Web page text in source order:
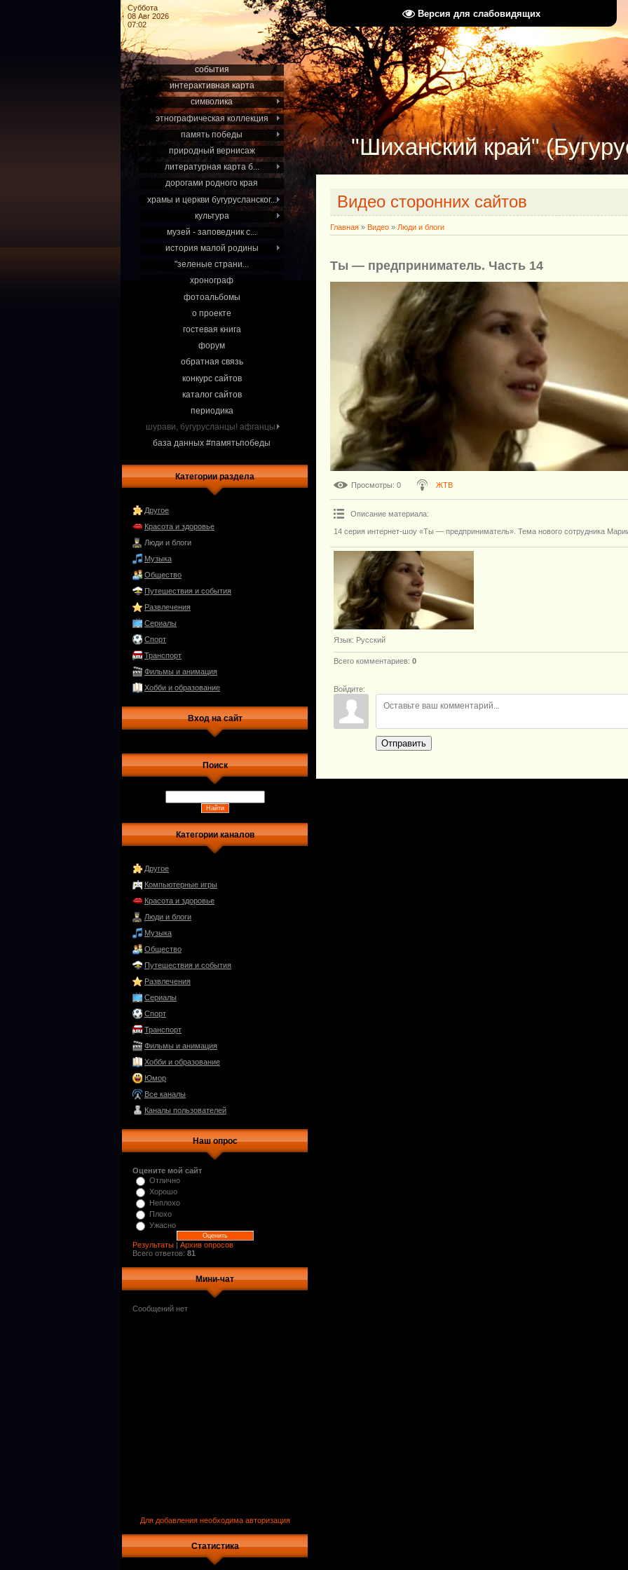
Версия для слабовидящих
Суббота
08 Авг 2026
07:02
события
интерактивная карта
символика
этнографическая коллекция
память победы
природный вернисаж
литературная карта б...
дорогами родного края
храмы и церкви бугурусланског...
культура
музей - заповедник с...
история малой родины
"зеленые страни...
хронограф
фотоальбомы
о проекте
гостевая книга
форум
обратная связь
конкурс сайтов
каталог сайтов
периодика
шурави, бугурусланцы! афганцы.
база данных #памятьпобеды
Категории раздела
Другое
Красота и здоровье
Люди и блоги
Музыка
Общество
Путешествия и события
Развлечения
Сериалы
Спорт
Транспорт
Фильмы и анимация
Хобби и образование
Вход на сайт
Поиск
Категории каналов
Другое
Компьютерные игры
Красота и здоровье
Люди и блоги
Музыка
Общество
Путешествия и события
Развлечения
Сериалы
Спорт
Транспорт
Фильмы и анимация
Хобби и образование
Юмор
Все каналы
Каналы пользователей
Наш опрос
Оцените мой сайт
Отлично
Хорошо
Неплохо
Плохо
Ужасно
Результаты | Архив опросов
Всего ответов: 81
Мини-чат
Для добавления необходима авторизация
Статистика
"Шиханский край"
Видео сторонних сайтов
Главная » Видео » Люди и блоги
Ты — предприниматель. Часть 14
Просмотры: 0 ЖТВ
Описание материала:
14 серия интернет-шоу «Ты — предприниматель». Тема нового сотрудника
Язык: Русский
Всего комментариев: 0
Войдите:
Отправить